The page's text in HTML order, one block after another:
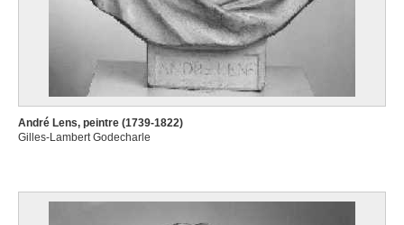
André Lens, peintre (1739-1822)
Gilles-Lambert Godecharle